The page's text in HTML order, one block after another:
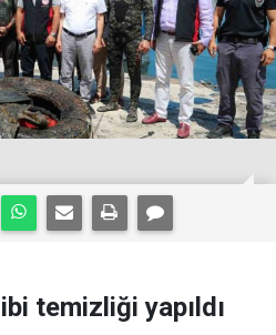
temizliği yapıldı